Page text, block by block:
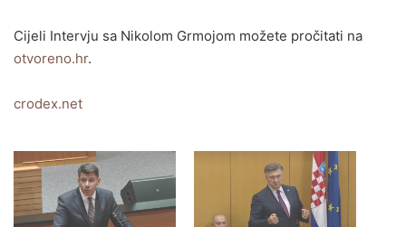
Cijeli Intervju sa Nikolom Grmojom možete pročitati na
otvoreno.hr.
crodex.net